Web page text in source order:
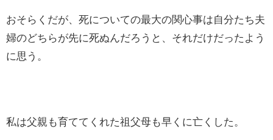
おそらくだが、死についての最大の関心事は自分たち夫
婦のどちらが先に死ぬんだろうと、それだけだったよう
に思う。
私は父親も育ててくれた祖父母も早くに亡くした。